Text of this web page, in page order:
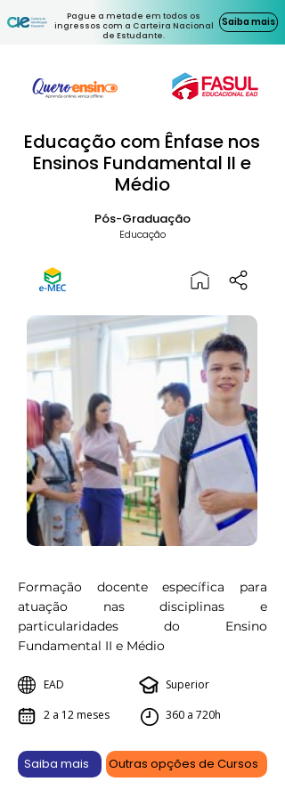
Pague a metade em todos os
ingressos com a Carteira Nacional
de Estudante.
Saiba mais
Educação com Ênfase nos
Ensinos Fundamental II e
Médio
Pós-Graduação
Educação
Formação docente específica para
atuação nas disciplinas e
particularidades do Ensino
Fundamental II e Médio
EAD
2 a 12 meses
Superior
360 a 720h
Saiba mais Outras opções de Cursos